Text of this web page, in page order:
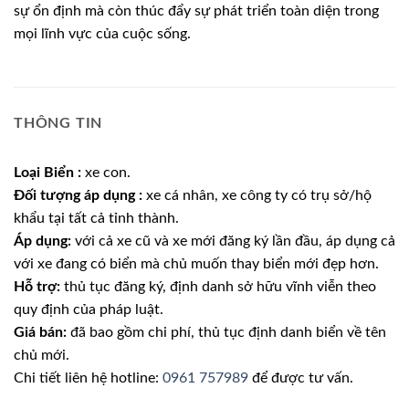
sự ổn định mà còn thúc đẩy sự phát triển toàn diện trong
mọi lĩnh vực của cuộc sống.
THÔNG TIN
Loại Biển : xe con.
Đối tượng áp dụng : xe cá nhân, xe công ty có trụ sở/hộ
khẩu tại tất cả tỉnh thành.
Áp dụng: với cả xe cũ và xe mới đăng ký lần đầu, áp dụng cả
với xe đang có biển mà chủ muốn thay biển mới đẹp hơn.
Hỗ trợ: thủ tục đăng ký, định danh sở hữu vĩnh viễn theo
quy định của pháp luật.
Giá bán: đã bao gồm chi phí, thủ tục định danh biển về tên
chủ mới.
Chi tiết liên hệ hotline: 0961 757989 để được tư vấn.